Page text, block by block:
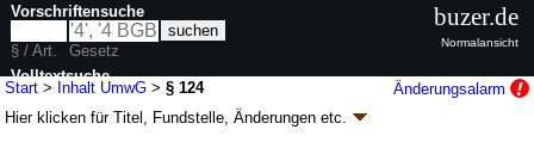
Start > Inhalt UmwG >§ 124
Änderungsalarm
Hier klicken fürTitel, Fundstelle, Änderungen etc.
Vorschriftensuche
§ / Art.
Gesetz
Volltextsuche
nur in UmwG
buzer.de
Normalansicht